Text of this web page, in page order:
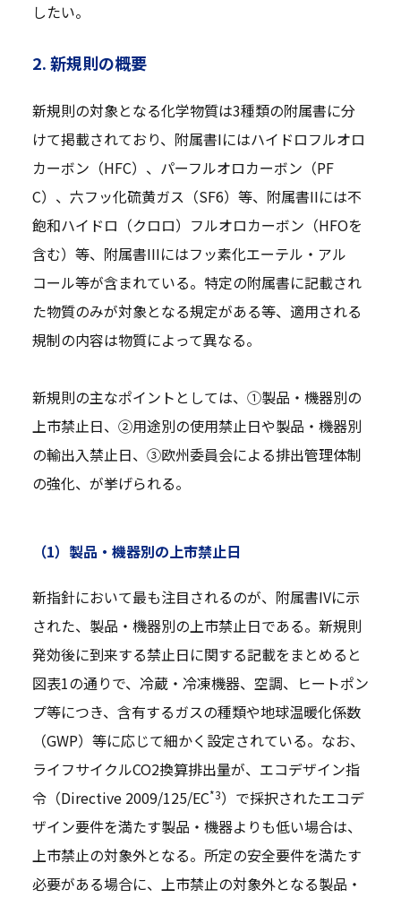
したい。
2. 新規則の概要
新規則の対象となる化学物質は3種類の附属書に分
けて掲載されており、附属書Iにはハイドロフルオロ
カーボン（HFC）、パーフルオロカーボン（PF
C）、六フッ化硫黄ガス（SF6）等、附属書IIには不
飽和ハイドロ（クロロ）フルオロカーボン（HFOを
含む）等、附属書IIIにはフッ素化エーテル・アル
コール等が含まれている。特定の附属書に記載され
た物質のみが対象となる規定がある等、適用される
規制の内容は物質によって異なる。
新規則の主なポイントとしては、①製品・機器別の
上市禁止日、②用途別の使用禁止日や製品・機器別
の輸出入禁止日、③欧州委員会による排出管理体制
の強化、が挙げられる。
（1）製品・機器別の上市禁止日
新指針において最も注目されるのが、附属書IVに示
された、製品・機器別の上市禁止日である。新規則
発効後に到来する禁止日に関する記載をまとめると
図表1の通りで、冷蔵・冷凍機器、空調、ヒートポン
プ等につき、含有するガスの種類や地球温暖化係数
（GWP）等に応じて細かく設定されている。なお、
ライフサイクルCO2換算排出量が、エコデザイン指
令（Directive 2009/125/EC*3）で採択されたエコデ
ザイン要件を満たす製品・機器よりも低い場合は、
上市禁止の対象外となる。所定の安全要件を満たす
必要がある場合に、上市禁止の対象外となる製品・